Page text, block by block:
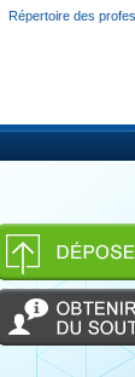
Répertoire des